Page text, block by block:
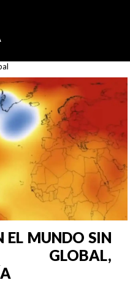
EL MUNDO SIN
GLOBAL,